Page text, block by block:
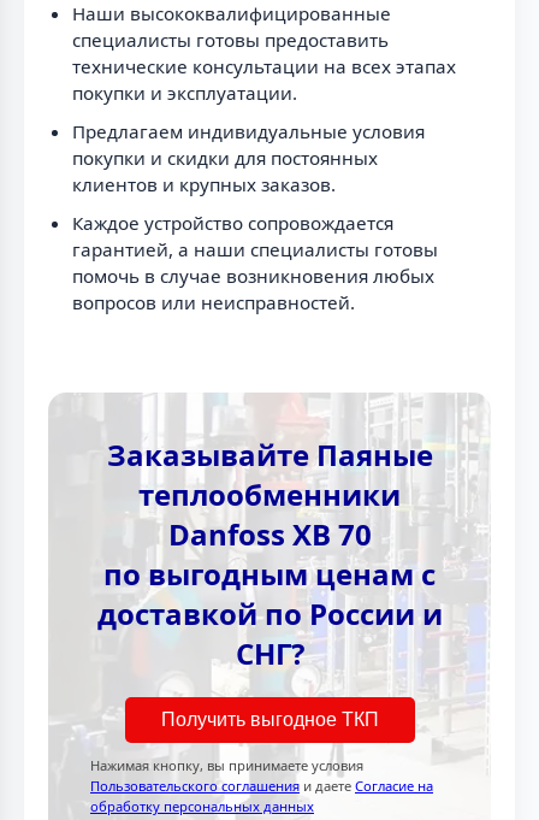
Наши высококвалифицированные
специалисты готовы предоставить
технические консультации на всех этапах
покупки и эксплуатации.
Предлагаем индивидуальные условия
покупки и скидки для постоянных
клиентов и крупных заказов.
Каждое устройство сопровождается
гарантией, а наши специалисты готовы
помочь в случае возникновения любых
вопросов или неисправностей.
Заказывайте Паяные
теплообменники
Danfoss XB 70
по выгодным ценам с
доставкой по России и
СНГ?
Получить выгодное ТКП
Нажимая кнопку, вы принимаете условия
Пользовательского соглашения и даете Согласие на
обработку персональных данных